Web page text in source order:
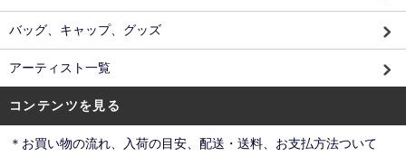
バッグ、キャップ、グッズ
アーティスト一覧
コンテンツを見る
＊お買い物の流れ、入荷の目安、配送・送料、お支払方法ついて